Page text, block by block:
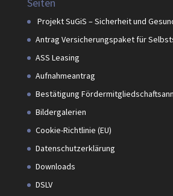
Seiten
Projekt SuGiS – Sicherheit und
Antrag Versicherungspaket für
ASS Leasing
Aufnahmeantrag
Bestätigung
Bildergalerien
Cookie-Richtlinie (EU)
Datenschutzerklärung
Downloads
DSLV